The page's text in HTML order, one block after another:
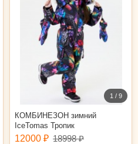
1 / 9
КОМБИНЕЗОН зимний
IceTomas Тропик
12000 ₽ 18998 ₽